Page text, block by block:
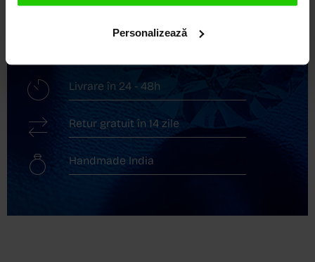
Personalizează
Livrare în 24 - 48h
Retur gratuit în 14 zile
Handmade India